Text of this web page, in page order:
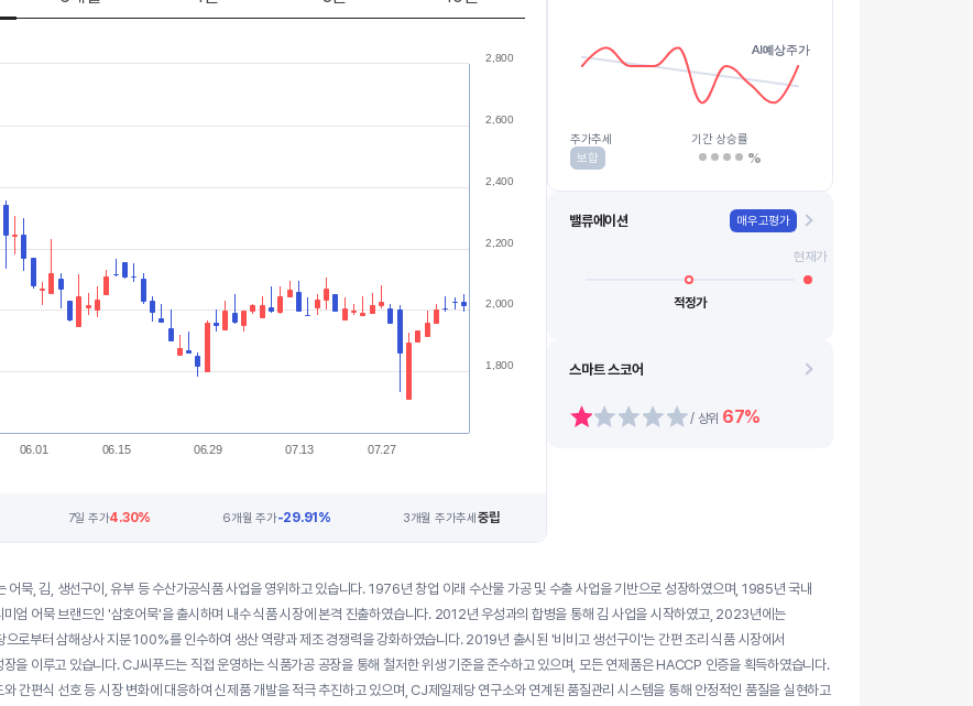
06.01 06.15 06.29 07.13 07.27
1,800
2,000
2,200
2,400
2,600
2,800
7일 주가4.30% 6개월 주가-29.91% 3개월 주가추세중립
Values AI예상주가
AI예상주가
0…08.1108.12 08.1808.1908.2008.21
주가추세
보합
기간 상승률
%
밸류에이션 매우고평가
현재가
적정가
스마트 스코어
/ 상위 67%
어묵, 김, 생선구이, 유부 등 수산가공식품 사업을 영위하고 있습니다. 1976년 창업 이래 수산물 가공 및 수출 사업을 기반으로 성장하였으며, 1985년 국내
미엄 어묵 브랜드인 '삼호어묵'을 출시하며 내수 식품 시장에 본격 진출하였습니다. 2012년 우성과의 합병을 통해 김 사업을 시작하였고, 2023년에는
으로부터 삼해상사 지분 100%를 인수하여 생산 역량과 제조 경쟁력을 강화하였습니다. 2019년 출시된 '비비고 생선구이'는 간편 조리 식품 시장에서
장을 이루고 있습니다. CJ씨푸드는 직접 운영하는 식품가공 공장을 통해 철저한 위생 기준을 준수하고 있으며, 모든 연제품은 HACCP 인증을 획득하였습니다.
와 간편식 선호 등 시장 변화에 대응하여 신제품 개발을 적극 추진하고 있으며, CJ제일제당 연구소와 연계된 품질관리 시스템을 통해 안정적인 품질을 실현하고